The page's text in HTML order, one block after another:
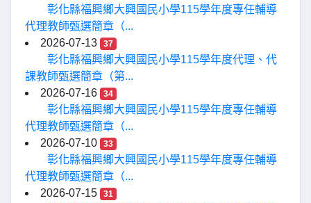
彰化縣福興鄉大興國民小學115學年度專任輔導
代理教師甄選簡章（...
2026-07-13
37
彰化縣福興鄉大興國民小學115學年度代理、代
課教師甄選簡章（第...
2026-07-16
34
彰化縣福興鄉大興國民小學115學年度專任輔導
代理教師甄選簡章（...
2026-07-10
33
彰化縣福興鄉大興國民小學115學年度專任輔導
代理教師甄選簡章（...
2026-07-15
31